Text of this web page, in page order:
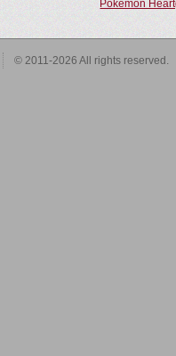
Pokemon
© 2011-2026 All rights reserved.